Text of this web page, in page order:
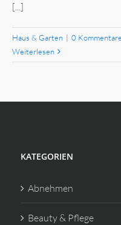
[...]
Haus & Garten | 0 Kommentare
Weiterlesen
KATEGORIEN
Abnehmen
Beauty & Pflege